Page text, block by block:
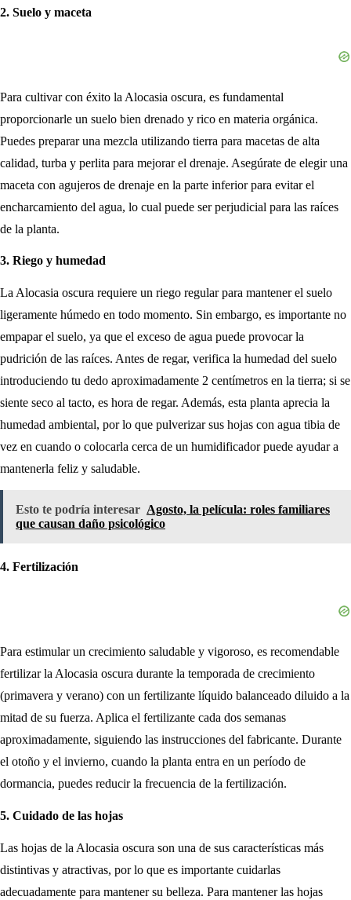
2. Suelo y maceta
Para cultivar con éxito la Alocasia oscura, es fundamental
proporcionarle un suelo bien drenado y rico en materia orgánica.
Puedes preparar una mezcla utilizando tierra para macetas de alta
calidad, turba y perlita para mejorar el drenaje. Asegúrate de elegir una
maceta con agujeros de drenaje en la parte inferior para evitar el
encharcamiento del agua, lo cual puede ser perjudicial para las raíces
de la planta.
3. Riego y humedad
La Alocasia oscura requiere un riego regular para mantener el suelo
ligeramente húmedo en todo momento. Sin embargo, es importante no
empapar el suelo, ya que el exceso de agua puede provocar la
pudrición de las raíces. Antes de regar, verifica la humedad del suelo
introduciendo tu dedo aproximadamente 2 centímetros en la tierra; si se
siente seco al tacto, es hora de regar. Además, esta planta aprecia la
humedad ambiental, por lo que pulverizar sus hojas con agua tibia de
vez en cuando o colocarla cerca de un humidificador puede ayudar a
mantenerla feliz y saludable.
Esto te podría interesar Agosto, la película: roles familiares
que causan daño psicológico
4. Fertilización
Para estimular un crecimiento saludable y vigoroso, es recomendable
fertilizar la Alocasia oscura durante la temporada de crecimiento
(primavera y verano) con un fertilizante líquido balanceado diluido a la
mitad de su fuerza. Aplica el fertilizante cada dos semanas
aproximadamente, siguiendo las instrucciones del fabricante. Durante
el otoño y el invierno, cuando la planta entra en un período de
dormancia, puedes reducir la frecuencia de la fertilización.
5. Cuidado de las hojas
Las hojas de la Alocasia oscura son una de sus características más
distintivas y atractivas, por lo que es importante cuidarlas
adecuadamente para mantener su belleza. Para mantener las hojas